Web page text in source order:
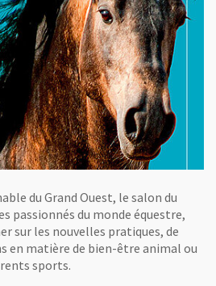
du Grand Ouest, le salon du
passionnés du monde équestre,
sur les nouvelles pratiques, de
en matière de bien-être animal ou
sports.